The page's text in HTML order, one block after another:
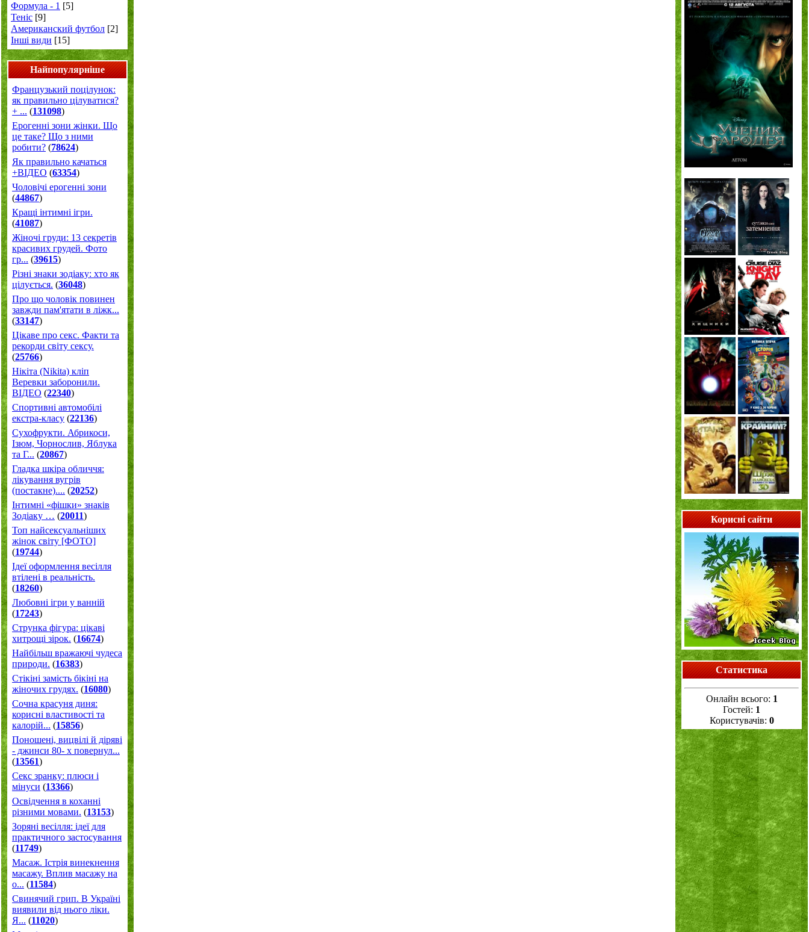
Формула - 1 [5]
Теніс [9]
Американский футбол [2]
Інші види [15]
Найпопулярніше
Французький поцілунок:
як правильно цілуватися?
+ ... (131098)
Ерогенні зони жінки. Що
це таке? Що з ними
робити? (78624)
Як правильно качаться
+ВІДЕО (63354)
Чоловічі ерогенні зони
(44867)
Кращі інтимні ігри.
(41087)
Жіночі груди: 13 секретів
красивих грудей. Фото
гр... (39615)
Різні знаки зодіаку: хто як
цілується. (36048)
Про що чоловік повинен
завжди пам'ятати в ліжк...
(33147)
Цікаве про секс. Факти та
рекорди світу сексу.
(25766)
Нікіта (Nikita) кліп
Веревки заборонили.
ВІДЕО (22340)
Спортивні автомобілі
екстра-класу (22136)
Cухофрукти. Абрикоси,
Ізюм, Чорнослив, Яблука
та Г... (20867)
Гладка шкіра обличчя:
лікування вугрів
(постакне).... (20252)
Інтимні «фішки» знаків
Зодіаку … (20011)
Топ найсексуальніших
жінок світу [ФОТО]
(19744)
Ідеї оформлення весілля
втілені в реальність.
(18260)
Любовні ігри у ванній
(17243)
Струнка фігура: цікаві
хитрощі зірок. (16674)
Найбільш вражаючі чудеса
природи. (16383)
Стікіні замість бікіні на
жіночих грудях. (16080)
Сочна красуня диня:
корисні властивості та
калорій... (15856)
Поношені, вицвілі й діряві
- джинси 80- х повернул...
(13561)
Секс зранку: плюси і
мінуси (13366)
Освідчення в коханні
різними мовами. (13153)
Зоряні весілля: ідеї для
практичного застосування
(11749)
Масаж. Істрія винекнення
масажу. Вплив масажу на
о... (11584)
Свинячий грип. В Україні
виявили від нього ліки.
Я... (11020)
Корисні сайти
Статистика
Онлайн всього: 1
Гостей: 1
Користувачів: 0